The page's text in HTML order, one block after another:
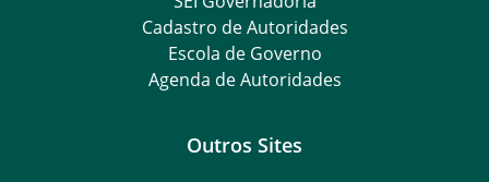
Cadastro de Autoridades
Escola de Governo
Agenda de Autoridades
Outros Sites